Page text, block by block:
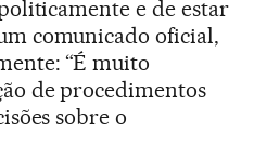
e de estar
comunicado oficial,
“É muito
de procedimentos
sobre o